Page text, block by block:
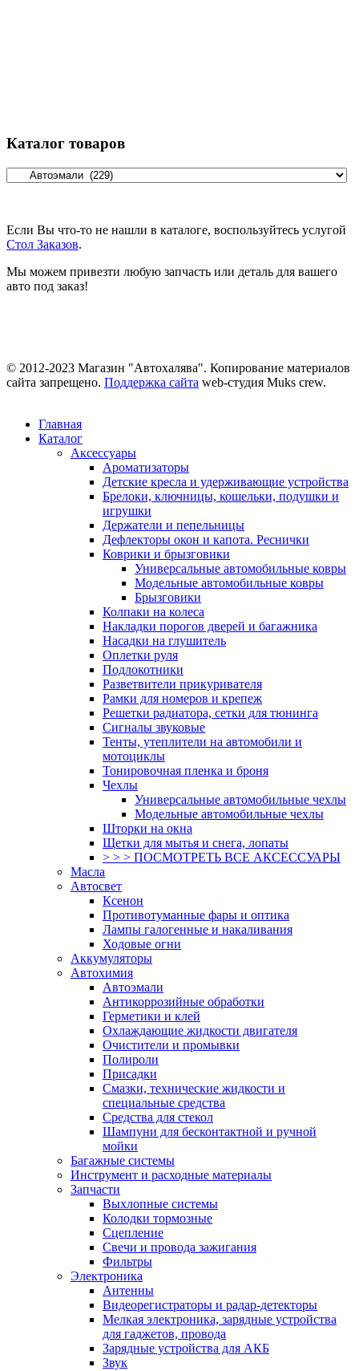
Каталог товаров
Если Вы что-то не нашли в каталоге, воспользуйтесь услугой
Стол Заказов.
Мы можем привезти любую запчасть или деталь для вашего
авто под заказ!
© 2012-2023 Магазин "Автохалява". Копирование материалов
сайта запрещено. Поддержка сайта web-студия Muks crew.
Главная
Каталог
Аксессуары
Ароматизаторы
Детские кресла и удерживающие устройства
Брелоки, ключницы, кошельки, подушки и
игрушки
Держатели и пепельницы
Дефлекторы окон и капота. Реснички
Коврики и брызговики
Универсальные автомобильные ковры
Модельные автомобильные ковры
Брызговики
Колпаки на колеса
Накладки порогов дверей и багажника
Насадки на глушитель
Оплетки руля
Подлокотники
Разветвители прикуривателя
Рамки для номеров и крепеж
Решетки радиатора, сетки для тюнинга
Сигналы звуковые
Тенты, утеплители на автомобили и
мотоциклы
Тонировочная пленка и броня
Чехлы
Универсальные автомобильные чехлы
Модельные автомобильные чехлы
Шторки на окна
Щетки для мытья и снега, лопаты
> > > ПОСМОТРЕТЬ ВСЕ АКСЕССУАРЫ
Масла
Автосвет
Ксенон
Противотуманные фары и оптика
Лампы галогенные и накаливания
Ходовые огни
Аккумуляторы
Автохимия
Автоэмали
Антикоррозийные обработки
Герметики и клей
Охлаждающие жидкости двигателя
Очистители и промывки
Полироли
Присадки
Смазки, технические жидкости и
специальные средства
Средства для стекол
Шампуни для бесконтактной и ручной
мойки
Багажные системы
Инструмент и расходные материалы
Запчасти
Выхлопные системы
Колодки тормозные
Сцепление
Свечи и провода зажигания
Фильтры
Электроника
Антенны
Видеорегистраторы и радар-детекторы
Мелкая электроника, зарядные устройства
для гаджетов, провода
Зарядные устройства для АКБ
Звук